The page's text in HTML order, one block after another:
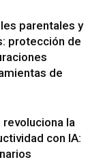
parentales y
protección de
de
revoluciona la
con IA: